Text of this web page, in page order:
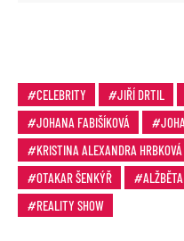
CELEBRITY JIŘÍ DRTIL
JOHANA FABIŠÍKOVÁ
KRISTINA ALEXANDRA HRBKOVÁ
OTAKAR ŠENKÝŘ
REALITY SHOW